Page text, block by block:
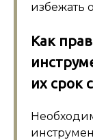
избежать
Как
их срок